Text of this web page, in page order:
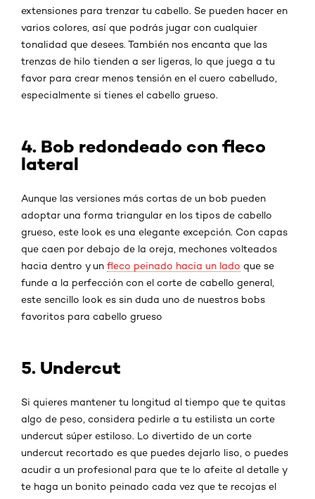
extensiones para trenzar tu cabello. Se pueden hacer en
varios colores, así que podrás jugar con cualquier
tonalidad que desees. También nos encanta que las
trenzas de hilo tienden a ser ligeras, lo que juega a tu
favor para crear menos tensión en el cuero cabelludo,
especialmente si tienes el cabello grueso.
4. Bob redondeado con fleco
lateral
Aunque las versiones más cortas de un bob pueden
adoptar una forma triangular en los tipos de cabello
grueso, este look es una elegante excepción. Con capas
que caen por debajo de la oreja, mechones volteados
hacia dentro y un fleco peinado hacia un lado que se
funde a la perfección con el corte de cabello general,
este sencillo look es sin duda uno de nuestros bobs
favoritos para cabello grueso
5. Undercut
Si quieres mantener tu longitud al tiempo que te quitas
algo de peso, considera pedirle a tu estilista un corte
undercut súper estiloso. Lo divertido de un corte
undercut recortado es que puedes dejarlo liso, o puedes
acudir a un profesional para que te lo afeite al detalle y
te haga un bonito peinado cada vez que te recojas el